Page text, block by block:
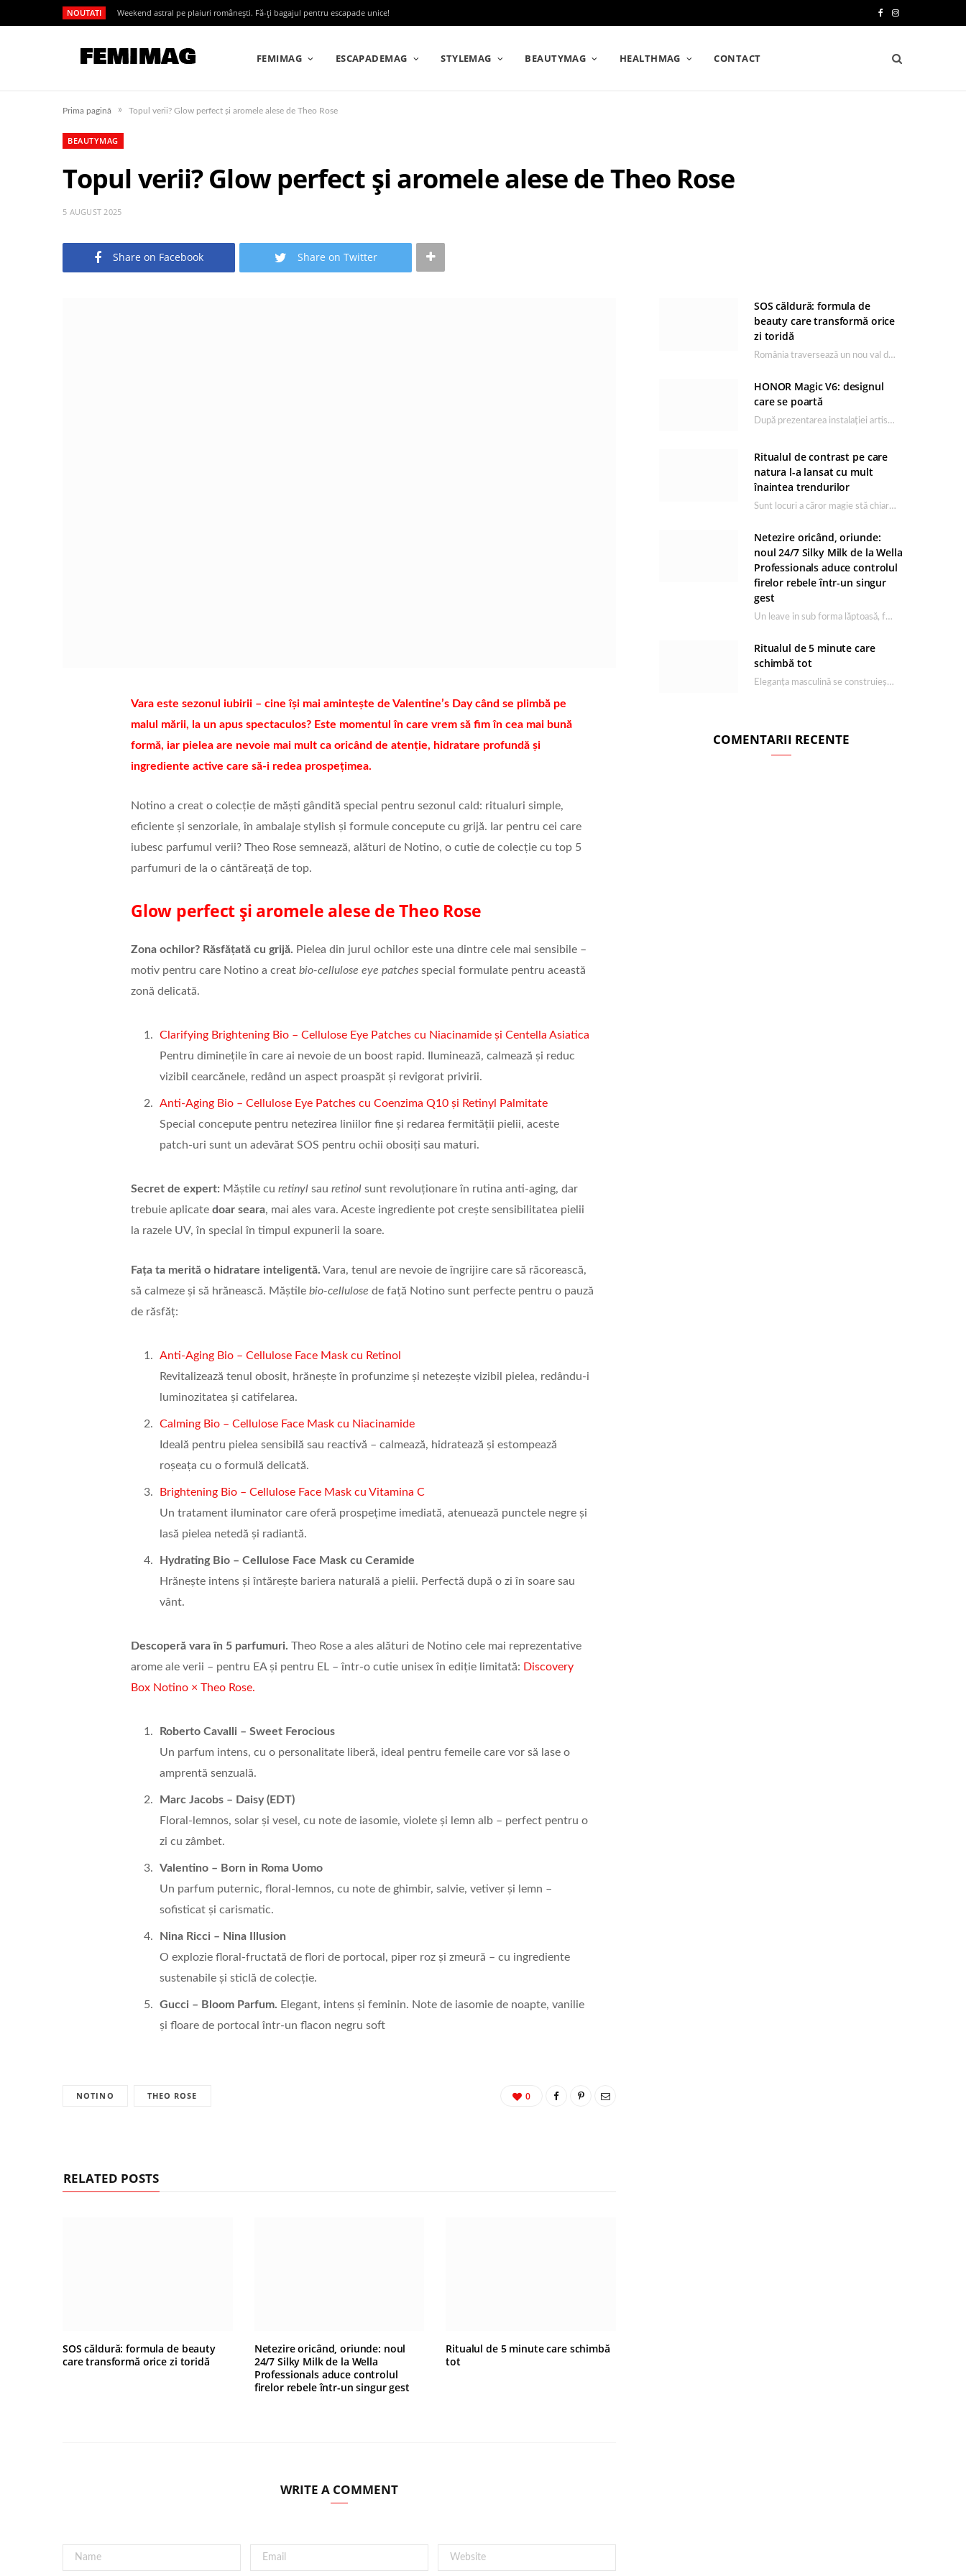
NOUTATI Weekend astral pe plaiuri românești. Fă-ți bagajul pentru escapade unice!
e
I
s
t
FEMIMAG ESCAPADEMAG STYLEMAG BEAUTYMAG HEALTHMAG CONTACT
Prima pagină » Topul verii? Glow perfect și aromele alese de Theo Rose
BEAUTYMAG
Topul verii? Glow perfect și aromele alese de Theo Rose
5 AUGUST 2025
Share on Facebook Share on Twitter
Vara este sezonul iubirii – cine își mai amintește de Valentine’s Day când se plimbă pe
malul mării, la un apus spectaculos? Este momentul în care vrem să fim în cea mai bună
formă, iar pielea are nevoie mai mult ca oricând de atenție, hidratare profundă și
ingrediente active care să-i redea prospețimea.
Notino a creat o colecție de măști gândită special pentru sezonul cald: ritualuri simple,
eficiente și senzoriale, în ambalaje stylish și formule concepute cu grijă. Iar pentru cei care
iubesc parfumul verii? Theo Rose semnează, alături de Notino, o cutie de colecție cu top 5
parfumuri de la o cântăreață de top.
Glow perfect și aromele alese de Theo Rose
Zona ochilor? Răsfățată cu grijă. Pielea din jurul ochilor este una dintre cele mai sensibile –
motiv pentru care Notino a creat bio-cellulose eye patchesspecial formulate pentru această
zonă delicată.
Clarifying Brightening Bio – Cellulose Eye Patches cu Niacinamide și Centella Asiatica
Pentru diminețile în care ai nevoie de un boost rapid. Iluminează, calmează și reduc
vizibil cearcănele, redând un aspect proaspăt și revigorat privirii.
Anti-Aging Bio – Cellulose Eye Patches cu Coenzima Q10 și Retinyl Palmitate
Special concepute pentru netezirea liniilor fine și redarea fermității pielii, aceste
patch-uri sunt un adevărat SOS pentru ochii obosiți sau maturi.
Secret de expert: Măștile cu retinylsau retinolsunt revoluționare în rutina anti-aging, dar
trebuie aplicate doar seara, mai ales vara. Aceste ingrediente pot crește sensibilitatea pielii
la razele UV, în special în timpul expunerii la soare.
Fața ta merită o hidratare inteligentă. Vara, tenul are nevoie de îngrijire care să răcorească,
să calmeze și să hrănească. Măștile bio-cellulose de față Notino sunt perfecte pentru o pauză
de răsfăț:
Anti-Aging Bio – Cellulose Face Mask cu Retinol
Revitalizează tenul obosit, hrănește în profunzime și netezește vizibil pielea, redându-i
luminozitatea și catifelarea.
Calming Bio – Cellulose Face Mask cu Niacinamide
Ideală pentru pielea sensibilă sau reactivă – calmează, hidratează și estompează
roșeața cu o formulă delicată.
Brightening Bio – Cellulose Face Mask cu Vitamina C
Un tratament iluminator care oferă prospețime imediată, atenuează punctele negre și
lasă pielea netedă și radiantă.
Hydrating Bio – Cellulose Face Mask cu Ceramide
Hrănește intens și întărește bariera naturală a pielii. Perfectă după o zi în soare sau
vânt.
Descoperă varaîn 5 parfumuri. Theo Rose a ales alături de Notino cele mai reprezentative
arome ale verii – pentru EA și pentru EL – într-o cutie unisex în ediție limitată: Discovery
Box Notino × Theo Rose.
Roberto Cavalli – Sweet Ferocious
Un parfum intens, cu o personalitate liberă, ideal pentru femeile care vor să lase o
amprentă senzuală.
Marc Jacobs – Daisy (EDT)
Floral-lemnos, solar și vesel, cu note de iasomie, violete și lemn alb – perfect pentru o
zi cu zâmbet.
Valentino – Born in Roma Uomo
Un parfum puternic, floral-lemnos, cu note de ghimbir, salvie, vetiver și lemn –
sofisticat și carismatic.
Nina Ricci – Nina Illusion
O explozie floral-fructată de flori de portocal, piper roz și zmeură – cu ingrediente
sustenabile și sticlă de colecție.
Gucci – Bloom Parfum. Elegant, intens și feminin. Note de iasomie de noapte, vanilie
și floare de portocal într-un flacon negru soft
NOTINO THEO ROSE 0
RELATED POSTS
SOS căldură: formula de beauty
care transformă orice zi toridă
Netezire oricând, oriunde: noul
24/7 Silky Milk de la Wella
Professionals aduce controlul
firelor rebele într-un singur gest
Ritualul de 5 minute care schimbă
tot
WRITE A COMMENT
SOS căldură: formula de
beauty care transformă orice
zi toridă
România traversează un nou val de căldură, iar rutina de îngrijire capătă un rol esențial…
HONOR Magic V6: designul
care se poartă
După prezentarea instalației artistice semnată de Catrinel Săbăciag în cadrul evenimentului de lansare HONOR Magic…
Ritualul de contrast pe care
natura l-a lansat cu mult
înaintea trendurilor
Sunt locuri a căror magie stă chiar în firea lor naturală, iar Lacul Ursu din…
Netezire oricând, oriunde:
noul 24/7 Silky Milk de la Wella
Professionals aduce controlul
firelor rebele într-un singur
gest
Un leave in sub forma lăptoasă, fără clătire care completează rutina Ultimate Smooth și transformă…
Ritualul de 5 minute care
schimbă tot
Eleganța masculină se construiește dimineața, în câteva minute și cu produsele potrivite. O rutină de…
COMENTARII RECENTE